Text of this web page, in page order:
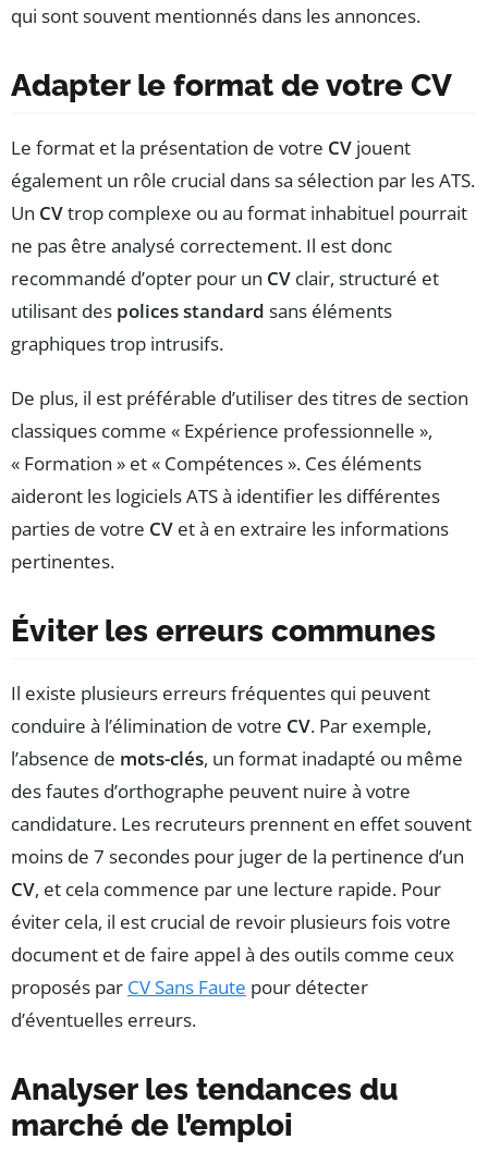
qui sont souvent mentionnés dans les annonces.
Adapter le format de votre CV
Le format et la présentation de votre CV jouent
également un rôle crucial dans sa sélection par les ATS.
Un CVtrop complexe ou au format inhabituel pourrait
ne pas être analysé correctement. Il est donc
recommandé d’opter pour un CV clair, structuré et
utilisant des polices standard sans éléments
graphiques trop intrusifs.
De plus, il est préférable d’utiliser des titres de section
classiques comme « Expérience professionnelle »,
« Formation » et « Compétences ». Ces éléments
aideront les logiciels ATS à identifier les différentes
parties de votre CV et à en extraire les informations
pertinentes.
Éviter les erreurs communes
Il existe plusieurs erreurs fréquentes qui peuvent
conduire à l’élimination de votre CV. Par exemple,
l’absence de mots-clés, un format inadapté ou même
des fautes d’orthographe peuvent nuire à votre
candidature. Les recruteurs prennent en effet souvent
moins de 7 secondes pour juger de la pertinence d’un
CV, et cela commence par une lecture rapide. Pour
éviter cela, il est crucial de revoir plusieurs fois votre
document et de faire appel à des outils comme ceux
proposés par CV Sans Faute pour détecter
d’éventuelles erreurs.
Analyser les tendances du
marché de l’emploi